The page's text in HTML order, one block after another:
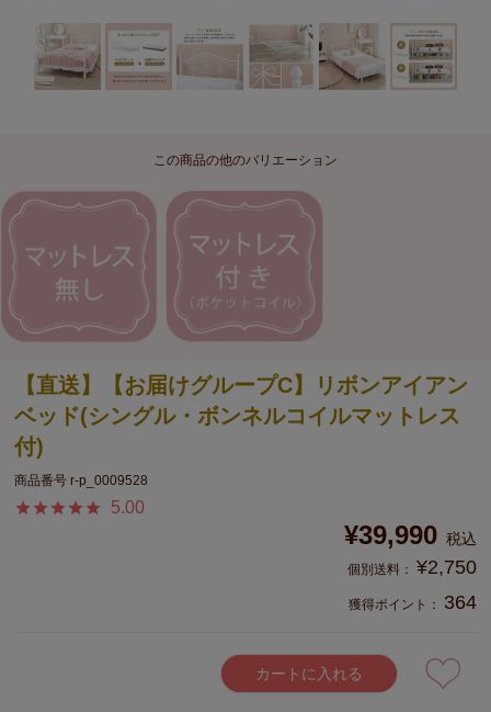
この商品の他のバリエーション
【直送】【お届けグループC】リボンアイアン
ベッド(シングル・ボンネルコイルマットレス
付)
商品番号 r-p_0009528
5.00
¥39,990 税込
¥2,750
獲得ポイント： 364
カートに入れる